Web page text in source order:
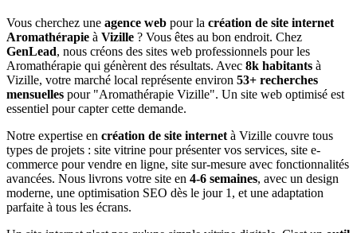
Vous cherchez une agence web pour la création de site internet
Aromathérapie à Vizille ? Vous êtes au bon endroit. Chez
GenLead, nous créons des sites web professionnels pour les
Aromathérapie qui génèrent des résultats. Avec 8k habitants à
Vizille, votre marché local représente environ 53+ recherches
mensuelles pour "Aromathérapie Vizille". Un site web optimisé est
essentiel pour capter cette demande.
Notre expertise en création de site internet à Vizille couvre tous
types de projets : site vitrine pour présenter vos services, site e-
commerce pour vendre en ligne, site sur-mesure avec fonctionnalités
avancées. Nous livrons votre site en 4-6 semaines, avec un design
moderne, une optimisation SEO dès le jour 1, et une adaptation
parfaite à tous les écrans.